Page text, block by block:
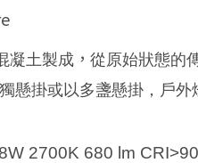
凝土製成 ， 從原始狀態的
懸掛或以多盞懸掛 ， 戶外
2700K 680 lm CRI>90